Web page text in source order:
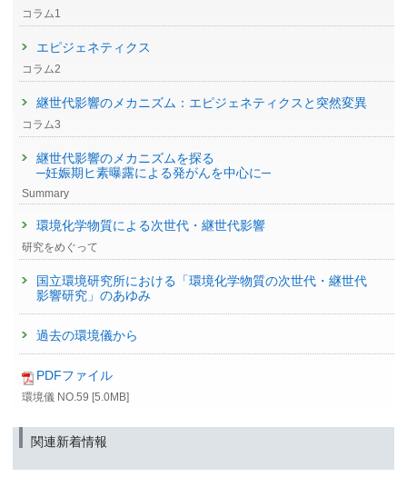
コラム1
エピジェネティクス
コラム2
継世代影響のメカニズム：エピジェネティクスと突然変異
コラム3
継世代影響のメカニズムを探る
─妊娠期ヒ素曝露による発がんを中心に─
Summary
環境化学物質による次世代・継世代影響
研究をめぐって
国立環境研究所における「環境化学物質の次世代・継世代
影響研究」のあゆみ
過去の環境儀から
PDFファイル
環境儀 NO.59 [5.0MB]
関連新着情報